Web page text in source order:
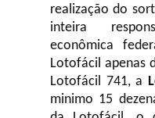
realização do
inteira
econômica
Lotofácil apenas
Lotofácil 741, a
minimo 15